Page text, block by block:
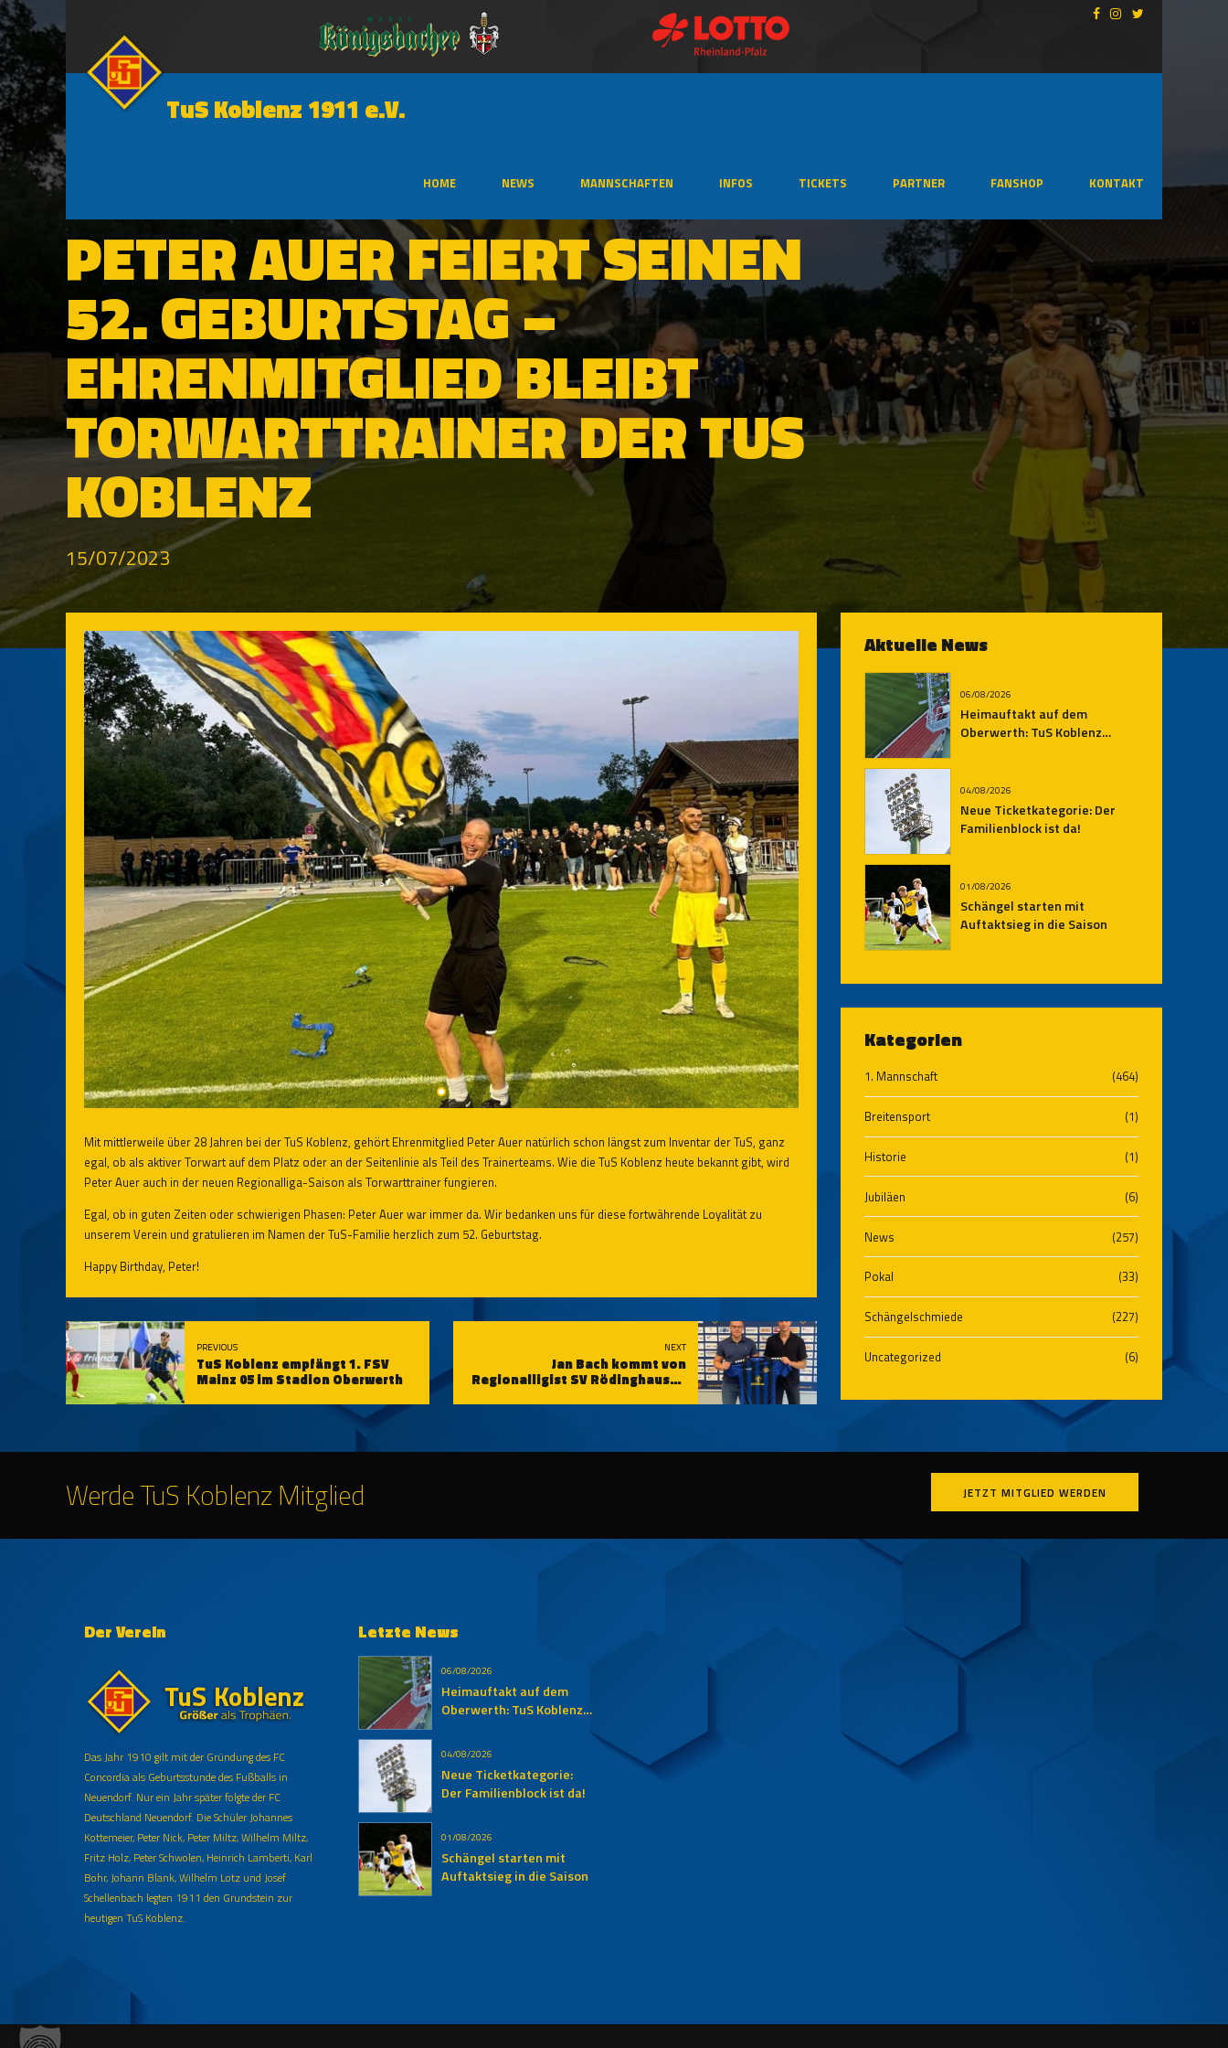
TuS Koblenz 1911 e.V.
HOME NEWS MANNSCHAFTEN INFOS TICKETS PARTNER FANSHOP KONTAKT
PETER AUER FEIERT SEINEN
52. GEBURTSTAG –
EHRENMITGLIED BLEIBT
TORWARTTRAINER DER TUS
KOBLENZ
15/07/2023
Mit mittlerweile über 28 Jahren bei der TuS Koblenz, gehört Ehrenmitglied Peter Auer natürlich schon längst zum Inventar der TuS, ganz
egal, ob als aktiver Torwart auf dem Platz oder an der Seitenlinie als Teil des Trainerteams. Wie die TuS Koblenz heute bekannt gibt, wird
Peter Auer auch in der neuen Regionalliga-Saison als Torwarttrainer fungieren.
Egal, ob in guten Zeiten oder schwierigen Phasen: Peter Auer war immer da. Wir bedanken uns für diese fortwährende Loyalität zu
unserem Verein und gratulieren im Namen der TuS-Familie herzlich zum 52. Geburtstag.
Happy Birthday, Peter!
PREVIOUS
TuS Koblenz empfängt 1. FSV
Mainz 05 im Stadion Oberwerth
NEXT
Jan Bach kommt von
Regionalligist SV Rödinghausen
Aktuelle News
06/08/2026
Heimauftakt auf dem
Oberwerth: TuS Koblenz
04/08/2026
Neue Ticketkategorie: Der
Familienblock ist da!
01/08/2026
Schängel starten mit
Auftaktsieg in die Saison
Kategorien
1. Mannschaft (464)
Breitensport (1)
Historie (1)
Jubiläen (6)
News (257)
Pokal (33)
Schängelschmiede (227)
Uncategorized (6)
Werde TuS Koblenz Mitglied JETZT MITGLIED WERDEN
Der Verein
Das Jahr 1910 gilt mit der Gründung des FC
Concordia als Geburtsstunde des Fußballs in
Neuendorf. Nur ein Jahr später folgte der FC
Deutschland Neuendorf. Die Schüler Johannes
Kottemeier, Peter Nick, Peter Miltz, Wilhelm Miltz,
Fritz Holz, Peter Schwolen, Heinrich Lamberti, Karl
Bohr, Johann Blank, Wilhelm Lotz und Josef
Schellenbach legten 1911 den Grundstein zur
heutigen TuS Koblenz.
Letzte News
06/08/2026
Heimauftakt auf dem
Oberwerth: TuS Koblenz
Auersmacher
04/08/2026
Neue Ticketkategorie:
Der Familienblock ist da!
01/08/2026
Schängel starten mit
Auftaktsieg in die Saison